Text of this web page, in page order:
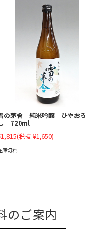
の茅舎 純米吟醸 ひやおろ
720ml
(税抜 ¥1,650)
庫切れ
のご案内